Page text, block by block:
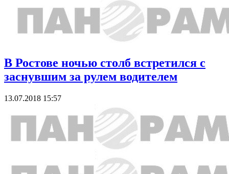
В Ростове ночью столб встретился с
заснувшим за рулем водителем
13.07.2018 15:57